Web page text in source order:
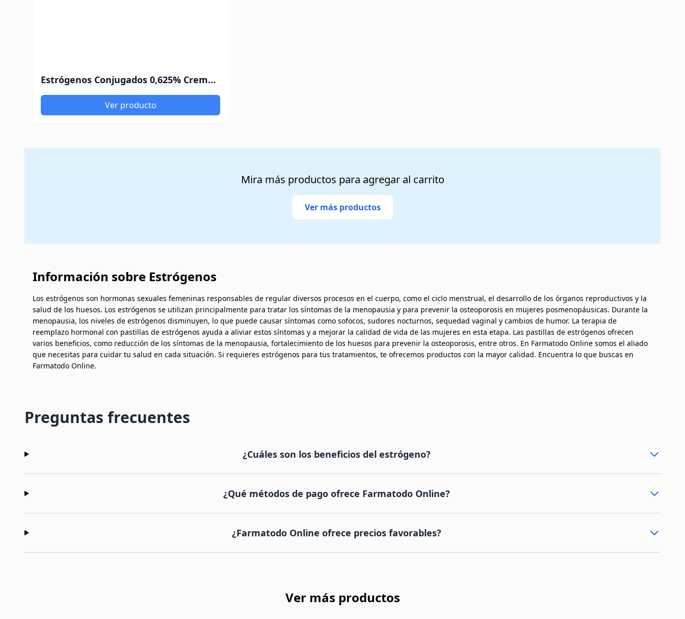
Estrógenos Conjugados 0,625% Crema Vaginal Vincenti 47Gr
Ver producto
Mira más productos para agregar al carrito
Ver más productos
Información sobre Estrógenos
Los estrógenos son hormonas sexuales femeninas responsables de regular diversos procesos en el cuerpo, como el ciclo menstrual, el desarrollo de los órganos reproductivos y la
salud de los huesos. Los estrógenos se utilizan principalmente para tratar los síntomas de la menopausia y para prevenir la osteoporosis en mujeres posmenopáusicas. Durante la
menopausia, los niveles de estrógenos disminuyen, lo que puede causar síntomas como sofocos, sudores nocturnos, sequedad vaginal y cambios de humor. La terapia de
reemplazo hormonal con pastillas de estrógenos ayuda a aliviar estos síntomas y a mejorar la calidad de vida de las mujeres en esta etapa. Las pastillas de estrógenos ofrecen
varios beneficios, como reducción de los síntomas de la menopausia, fortalecimiento de los huesos para prevenir la osteoporosis, entre otros. En Farmatodo Online somos el aliado
que necesitas para cuidar tu salud en cada situación. Si requieres estrógenos para tus tratamientos, te ofrecemos productos con la mayor calidad. Encuentra lo que buscas en
Farmatodo Online.
Preguntas frecuentes
¿Cuáles son los beneficios del estrógeno?
¿Qué métodos de pago ofrece Farmatodo Online?
¿Farmatodo Online ofrece precios favorables?
Ver más productos